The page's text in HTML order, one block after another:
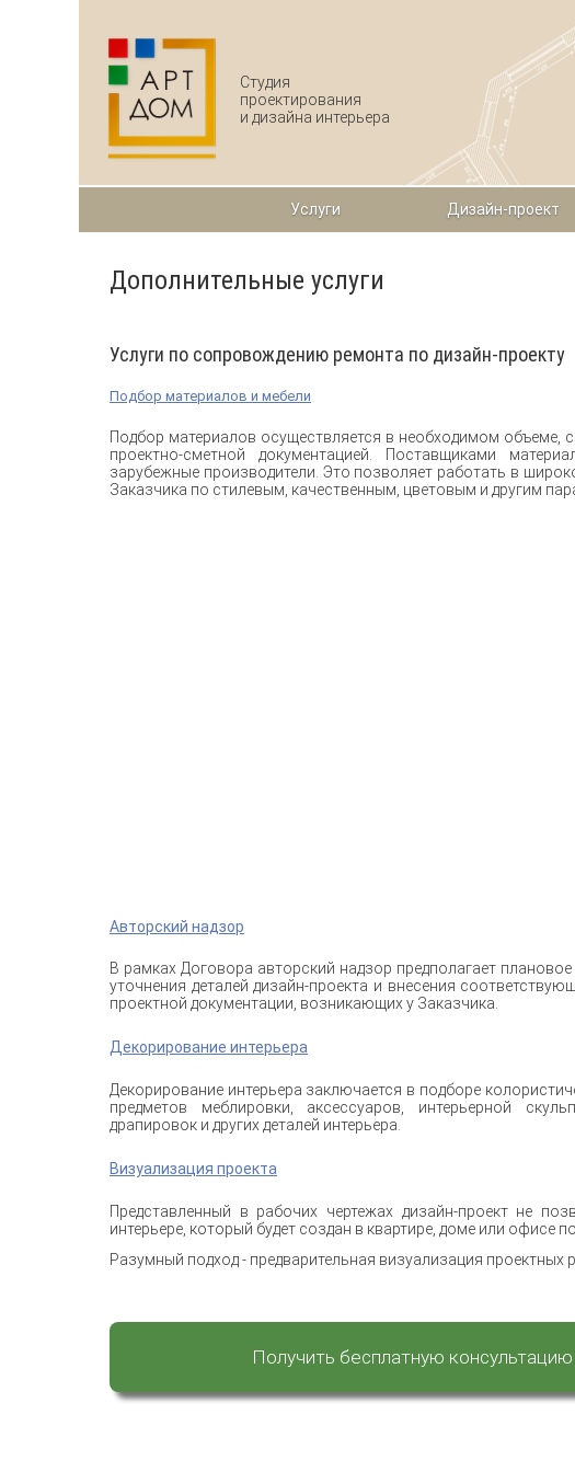
Студия
проектирования
и дизайна интерьера
Услуги Дизайн-проект
Дополнительные услуги
Услуги по сопровождению ремонта по дизайн-проекту
Подбор материалов и мебели
Подбор материалов осуществляется в необходимом объеме,
проектно-сметной документацией. Поставщиками
зарубежные производители. Это позволяет работать в
Заказчика по стилевым, качественным, цветовым и другим
Авторский надзор
В рамках Договора авторский надзор предполагает
уточнения деталей дизайн-проекта и внесения
проектной документации, возникающих у Заказчика.
Декорирование интерьера
Декорирование интерьера заключается в подборе
предметов меблировки, аксессуаров, интерьерной
драпировок и других деталей интерьера.
Визуализация проекта
Представленный в рабочих чертежах дизайн-проект не
интерьере, который будет создан в квартире, доме или офисе
Разумный подход - предварительная визуализация проектных
Получить бесплатную консультацию